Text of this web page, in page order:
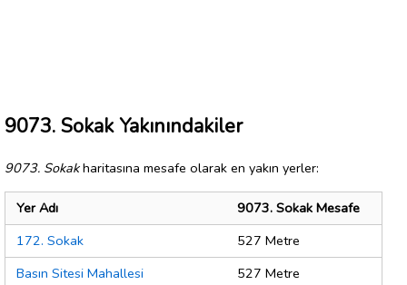
9073. Sokak Yakınındakiler
9073. Sokakharitasına mesafe olarak en yakın yerler:
Yer Adı
9073. Sokak Mesafe
172. Sokak
527 Metre
Basın Sitesi Mahallesi
527 Metre